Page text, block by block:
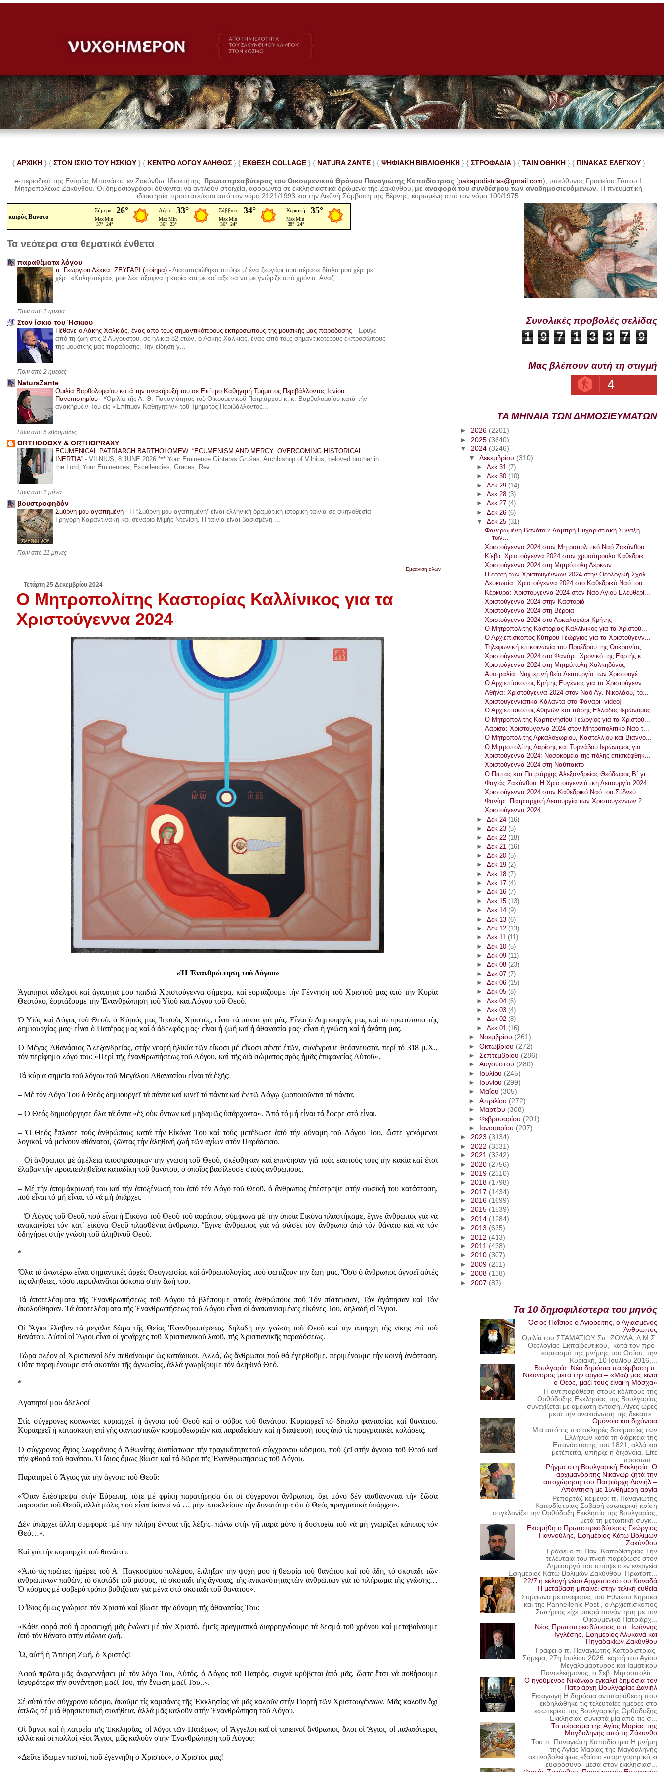
{ ΑΡΧΙΚΗ } { ΣΤΟΝ ΙΣΚΙΟ ΤΟΥ ΗΣΚΙΟΥ } { ΚΕΝΤΡΟ ΛΟΓΟΥ ΑΛΗΘΩΣ } { ΕΚΘΕΣΗ COLLAGE }{ NATURA ZANTE} { ΨΗΦΙΑΚΗ ΒΙΒΛΙΟΘΗΚΗ } { ΣΤΡΟΦΑΔΙΑ } { ΤΑΙΝΙΟΘΗΚΗ } { ΠΙΝΑΚΑΣ ΕΛΕΓΧΟΥ}
e-περιοδικό της Ενορίας Μπανάτου εν Ζακύνθω. Ιδιοκτήτης: Πρωτοπρεσβύτερος του Οικουμενικού Θρόνου Παναγιώτης Καποδίστριας (pakapodistrias@gmail.com), υπεύθυνος Γραφείου Τύπου Ι.
Μητροπόλεως Ζακύνθου.Οι δημοσιογράφοι δύνανται να αντλούν στοιχεία, αφορώντα σε εκκλησιαστικά δρώμενα της Ζακύνθου, με αναφορά του συνδέσμου των αναδημοσιευόμενων . Ηπνευματική
ιδιοκτησία προστατεύεται από τον νόμο 2121/1993 και την Διεθνή Σύμβαση της Βέρνης, κυρωμένη από τον νόμο 100/1975.
καιρός Βανάτο
Τα νεότερα στα θεματικά ένθετα
παραθέματα λόγου
π. Γεωργίου Λέκκα: ΖΕΥΓΑΡΙ (ποίημα) - Διασταυρώθηκα απόψε μ’ ένα ζευγάρι που πέρασε δίπλα μου χέρι με
χέρι. «Καλησπέρα», μου λέει άξαφνα η κυρία και με κοίταξε σα να με γνώριζε από χρόνια. Αναζ...
Πριν από 1 ημέρα
Στον ίσκιο του Ήσκιου
Πέθανε ο Λάκης Χαλκιάς, ένας από τους σημαντικότερους εκπροσώπους της μουσικής μας παράδοσης - Έφυγε
από τη ζωή στις 2 Αυγούστου, σε ηλικία 82 ετών, ο Λάκης Χαλκιάς, ένας από τους σημαντικότερους εκπροσώπους
της μουσικής μας παράδοσης. Την είδηση γ...
Πριν από 2 ημέρες
NaturaZante
Ομιλία Βαρθολομαίου κατά την ανακήρυξή του σε Επίτιμο Καθηγητή Τμήματος Περιβάλλοντος Ιονίου
Πανεπιστημίου - *Ὁμιλία τῆς Α. Θ. Παναγιότητος τοῦ Οἰκουμενικοῦ Πατριάρχου κ. κ. Βαρθολομαίου κατά τήν
ἀνακήρυξίν Του εἰς «Ἐπίτιμον Καθηγητήν» τοῦ Τμήματος Περιβάλλοντος...
Πριν από 5 εβδομάδες
ORTHODOXY & ORTHOPRAXY
ECUMENICAL PATRIARCH BARTHOLOMEW: “ECUMENISM AND MERCY: OVERCOMING HISTORICAL
INERTIA” - VILNIUS, 8 JUNE 2026 *** Your Eminence Gintaras Grušas, Archbishop of Vilnius, beloved brother in
the Lord, Your Eminences, Excellencies, Graces, Rev...
Πριν από 1 μήνα
βουστροφηδόν
Σμύρνη μου αγαπημένη - Η *Σμύρνη μου αγαπημένη* είναι ελληνική δραματική ιστορική ταινία σε σκηνοθεσία
Γρηγόρη Καραντινάκη και σενάριο Μιμής Ντενίση. Η ταινία είναι βασισμένη ...
Πριν από 11 μήνες
Εμφάνιση όλων
Τετάρτη 25 Δεκεμβρίου 2024
Ο Μητροπολίτης Καστορίας Καλλίνικος για τα
Χριστούγεννα 2024
«Ἡ Ἐνανθρώπηση τοῦ Λόγου»
Ἀγαπητοί ἀδελφοί καί ἀγαπητά μου παιδιά Χριστούγεννα σήμερα, καί ἑορτάζουμε τήν Γέννηση τοῦ Χριστοῦ μας ἀπό τήν Κυρία
Θεοτόκο, ἑορτάζουμε τήν Ἐνανθρώπηση τοῦ Υἱοῦ καί Λόγου τοῦ Θεοῦ.
Ὁ Υἱός καί Λόγος τοῦ Θεοῦ, ὁ Κύριός μας Ἰησοῦς Χριστός, εἶναι τά πάντα γιά μᾶς: Εἶναι ὁ Δημιουργός μας καί τό πρωτότυπο τῆς
δημιουργίας μας· εἶναι ὁ Πατέρας μας καί ὁ ἀδελφός μας· εἶναι ἡ ζωή καί ἡ ἀθανασία μας· εἶναι ἡ γνώση καί ἡ ἀγάπη μας.
Ὁ Μέγας Ἀθανάσιος Ἀλεξανδρείας, στήν νεαρή ἡλικία τῶν εἴκοσι μέ εἴκοσι πέντε ἐτῶν, συνέγραψε θεόπνευστα, περί τό 318 μ.Χ.,
τόν περίφημο λόγο του: «Περὶ τῆς ἐνανθρωπήσεως τοῦ Λόγου, καὶ τῆς διὰ σώματος πρὸς ἡμᾶς ἐπιφανείας Αὐτοῦ».
Τά κύρια σημεῖα τοῦ λόγου τοῦ Μεγάλου Ἀθανασίου εἶναι τά ἑξῆς:
– Μέ τόν Λόγο Του ὁ Θεός δημιουργεῖ τά πάντα καί κινεῖ τά πάντα καί ἐν τῷ Λόγῳ ζωοποιοῦνται τά πάντα.
– Ὁ Θεός δημιούργησε ὅλα τά ὄντα «ἐξ οὐκ ὄντων καί μηδαμῶς ὑπάρχοντα». Ἀπό τό μή εἶναι τά ἔφερε στό εἶναι.
– Ὁ Θεός ἔπλασε τούς ἀνθρώπους κατά τήν Εἰκόνα Του καί τούς μετέδωσε ἀπό τήν δύναμη τοῦ Λόγου Του, ὥστε γενόμενοι
λογικοί, νά μείνουν ἀθάνατοι, ζῶντας τήν ἀληθινή ζωή τῶν ἁγίων στόν Παράδεισο.
– Οἱ ἄνθρωποι μέ ἀμέλεια ἀποστράφηκαν τήν γνώση τοῦ Θεοῦ, σκέφθηκαν καί ἐπινόησαν γιά τούς ἑαυτούς τους τήν κακία καί ἔτσι
ἔλαβαν τήν προαπειληθεῖσα καταδίκη τοῦ θανάτου, ὁ ὁποῖος βασίλευσε στούς ἀνθρώπους.
– Μέ τήν ἀπομάκρυνσή του καί τήν ἀποξένωσή του ἀπό τόν Λόγο τοῦ Θεοῦ, ὁ ἄνθρωπος ἐπέστρεψε στήν φυσική του κατάσταση,
πού εἶναι τό μή εἶναι, τό νά μή ὑπάρχει.
– Ὁ Λόγος τοῦ Θεοῦ, πού εἶναι ἡ Εἰκόνα τοῦ Θεοῦ τοῦ ἀοράτου, σύμφωνα μέ τήν ὁποία Εἰκόνα πλαστήκαμε, ἔγινε ἄνθρωπος γιά νά
ἀνακαινίσει τόν κατ᾽ εἰκόνα Θεοῦ πλασθέντα ἄνθρωπο. Ἔγινε ἄνθρωπος γιά νά σώσει τόν ἄνθρωπο ἀπό τόν θάνατο καί νά τόν
ὁδηγήσει στήν γνώση τοῦ ἀληθινοῦ Θεοῦ.
*
Ὅλα τά ἀνωτέρω εἶναι σημαντικές ἀρχές Θεογνωσίας καί ἀνθρωπολογίας, πού φωτίζουν τήν ζωή μας. Ὅσο ὁ ἄνθρωπος ἀγνοεῖ αὐτές
τίς ἀλήθειες, τόσο περιπλανᾶται ἄσκοπα στήν ζωή του.
Τά ἀποτελέσματα τῆς Ἐνανθρωπήσεως τοῦ Λόγου τά βλέπουμε στούς ἀνθρώπους πού Τόν πίστευσαν, Τόν ἀγάπησαν καί Τόν
ἀκολούθησαν. Τά ἀποτελέσματα τῆς Ἐνανθρωπήσεως τοῦ Λόγου εἶναι οἱ ἀνακαινισμένες εἰκόνες Του, δηλαδή οἱ Ἅγιοι.
Οἱ Ἅγιοι ἔλαβαν τά μεγάλα δῶρα τῆς Θείας Ἐνανθρωπήσεως, δηλαδή τήν γνώση τοῦ Θεοῦ καί τήν ἀπαρχή τῆς νίκης ἐπί τοῦ
θανάτου. Αὐτοί οἱ Ἅγιοι εἶναι οἱ γενάρχες τοῦ Χριστιανικοῦ λαοῦ, τῆς Χριστιανικῆς παραδόσεως.
Τώρα πλέον οἱ Χριστιανοί δέν πεθαίνουμε ὡς κατάδικοι. Ἀλλά, ὡς ἄνθρωποι πού θά ἐγερθοῦμε, περιμένουμε τήν κοινή ἀνάσταση.
Οὔτε παραμένουμε στό σκοτάδι τῆς ἀγνωσίας, ἀλλά γνωρίζουμε τόν ἀληθινό Θεό.
*
Ἀγαπητοί μου ἀδελφοί
Στίς σύγχρονες κοινωνίες κυριαρχεῖ ἡ ἄγνοια τοῦ Θεοῦ καί ὁ φόβος τοῦ θανάτου. Κυριαρχεῖ τό δίπολο φαντασίας καί θανάτου.
Κυριαρχεῖ ἡ κατασκευή ἐπί γῆς φανταστικῶν κοσμοθεωριῶν καί παραδείσων καί ἡ διάψευσή τους ἀπό τίς πραγματικές κολάσεις.
Ὁ σύγχρονος ἅγιος Σωφρόνιος ὁ Ἀθωνίτης διαπίστωσε τήν τραγικότητα τοῦ σύγχρονου κόσμου, πού ζεῖ στήν ἄγνοια τοῦ Θεοῦ καί
τήν φθορά τοῦ θανάτου. Ὁ ἴδιος ὅμως βίωσε καί τά δῶρα τῆς Ἐνανθρωπήσεως τοῦ Λόγου.
Παρατηρεῖ ὁ Ἅγιος γιά τήν ἄγνοια τοῦ Θεοῦ:
«Ὅταν ἐπέστρεψα στήν Εὐρώπη, τότε μέ φρίκη παρατήρησα ὅτι οἱ σύγχρονοι ἄνθρωποι, ὄχι μόνο δέν αἰσθάνονται τήν ζῶσα
παρουσία τοῦ Θεοῦ, ἀλλά μόλις πού εἶναι ἱκανοί νά … μήν ἀποκλείουν τήν δυνατότητα ὅτι ὁ Θεός πραγματικά ὑπάρχει».
Δέν ὑπάρχει ἄλλη συμφορά -μέ τήν πλήρη ἔννοια τῆς λέξης- πάνω στήν γῆ παρά μόνο ἡ δυστυχία τοῦ νά μή γνωρίζει κάποιος τόν
Θεό…».
Καί γιά τήν κυριαρχία τοῦ θανάτου:
«Ἀπό τίς πρῶτες ἡμέρες τοῦ Α´ Παγκοσμίου πολέμου, ἔπληξαν τήν ψυχή μου ἡ θεωρία τοῦ θανάτου καί τοῦ ἅδη, τό σκοτάδι τῶν
ἀνθρώπινων παθῶν, τό σκοτάδι τοῦ μίσους, τό σκοτάδι τῆς ἄγνοιας, τῆς ἀνικανότητας τῶν ἀνθρώπων γιά τό πλήρωμα τῆς γνώσης…
Ὁ κόσμος μέ φοβερό τρόπο βυθιζόταν γιά μένα στό σκοτάδι τοῦ θανάτου».
Ὁ ἴδιος ὅμως γνώρισε τόν Χριστό καί βίωσε τήν δύναμη τῆς ἀθανασίας Του:
«Κάθε φορά πού ἡ προσευχή μᾶς ἑνώνει μέ τόν Χριστό, ἐμεῖς πραγματικά διαρρηγνύουμε τά δεσμά τοῦ χρόνου καί μεταβαίνουμε
ἀπό τόν θάνατο στήν αἰώνια ζωή.
Ὦ, αὐτή ἡ Ἄπειρη Ζωή, ὁ Χριστός!
Ἀφοῦ πρῶτα μᾶς ἀναγεννήσει μέ τόν λόγο Του, Αὐτός, ὁ Λόγος τοῦ Πατρός, συχνά κρύβεται ἀπό μᾶς, ὥστε ἔτσι νά ποθήσουμε
ἰσχυρότερα τήν συνάντηση μαζί Του, τήν ἔνωση μαζί Του..».
Σέ αὐτό τόν σύγχρονο κόσμο, ἀκοῦμε τίς καμπάνες τῆς Ἐκκλησίας νά μᾶς καλοῦν στήν Γιορτή τῶν Χριστουγέννων. Μᾶς καλοῦν ὄχι
ἁπλῶς σέ μιά θρησκευτική συνήθεια, ἀλλά μᾶς καλοῦν στήν Ἐνανθρώπηση τοῦ Λόγου.
Οἱ ὕμνοι καί ἡ λατρεία τῆς Ἐκκλησίας, οἱ λόγοι τῶν Πατέρων, οἱ Ἄγγελοι καί οἱ ταπεινοί ἄνθρωποι, ὅλοι οἱ Ἅγιοι, οἱ παλαιότεροι,
ἀλλά καί οἱ πολλοί νέοι Ἅγιοι, μᾶς καλοῦν στήν Ἐνανθρώπηση τοῦ Λόγου:
«Δεῦτε ἴδωμεν πιστοί, ποῦ ἐγεννήθη ὁ Χριστός», ὁ Χριστός μας!
Συνολικές προβολές σελίδας
1 9 7 1 3 3 7 9
Μας βλέπουν αυτή τη στιγμή
4
ΤΑ ΜΗΝΑΙΑ ΤΩΝ ΔΗΜΟΣΙΕΥΜΑΤΩΝ
►2026 (2201)
► 2025 (3640)
▼2024 (3246)
▼ Δεκεμβρίου (310)
► Δεκ 31 (7)
► Δεκ 30 (10)
► Δεκ 29 (14)
► Δεκ 28 (3)
► Δεκ 27 (4)
► Δεκ 26 (6)
▼ Δεκ 25 (31)
Φανερωμένη Βανάτου: Λαμπρή Ευχαριστιακή Σύναξη
των...
Χριστούγεννα 2024 στον Μητροπολιτικό Ναό Ζακύνθου
Κίεβο: Χριστούγεννα 2024 στον χρυσότρουλο Καθεδρικ...
Χριστούγεννα 2024 στη Μητρόπολη Δέρκων
Η εορτή των Χριστουγέννων 2024 στην Θεολογική Σχολ...
Λευκωσία: Χριστούγεννα 2024 στο Καθεδρικό Ναό του ...
Κέρκυρα: Χριστούγεννα 2024 στον Ναό Αγίου Ελευθερί...
Χριστούγεννα 2024 στην Καστοριά
Χριστούγεννα 2024 στη Βέροια
Χριστούγεννα 2024 στο Αρκαλοχώρι Κρήτης
Ο Μητροπολίτης Καστορίας Καλλίνικος για τα Χριστού...
Ο Αρχιεπίσκοπος Κύπρου Γεώργιος για τα Χριστούγενν...
Τηλεφωνική επικοινωνία του Προέδρου της Ουκρανίας ...
Χριστούγεννα 2024 στο Φανάρι. Χρονικό της Εορτής κ...
Χριστούγεννα 2024 στη Μητρόπολη Χαλκηδόνος
Αυστραλία: Νυχτερινή θεία Λειτουργία των Χριστουγέ...
Ο Αρχιεπίσκοπος Κρήτης Ευγένιος για τα Χριστούγενν...
Αθήνα: Χριστούγεννα 2024 στον Ναό Αγ. Νικολάου, το...
Χριστουγεννιάτικα Κάλαντα στο Φανάρι [video]
Ο Αρχιεπίσκοπος Αθηνών και πάσης Ελλάδος Ιερώνυμος...
Ο Μητροπολίτης Καρπενησίου Γεώργιος για τα Χριστού...
Λάρισα: Χριστούγεννα 2024 στον Μητροπολιτικό Ναό τ...
Ο Μητροπολίτης Αρκαλοχωρίου, Καστελλίου και Βιάννο...
Ο Μητροπολίτης Λαρίσης και Τυρνάβου Ιερώνυμος για ...
Χριστούγεννα 2024: Νοσοκομεία της πόλης επισκέφθηκ...
Χριστούγεννα 2024 στη Ναύπακτο
Ο Πάπας και Πατριάρχης Αλεξανδρείας Θεόδωρος Β΄ γι...
Φαγιάς Ζακύνθου: Η Χριστουγεννιάτικη Λειτουργία 2024
Χριστούγεννα 2024 στον Καθεδρικό Ναό του Σύδνεϋ
Φανάρι: Πατριαρχική Λειτουργία των Χριστουγέννων 2...
Χριστούγεννα 2024
► Δεκ 24 (16)
► Δεκ 23 (5)
► Δεκ 22 (18)
► Δεκ 21 (16)
► Δεκ 20 (5)
► Δεκ 19 (2)
► Δεκ 18 (7)
► Δεκ 17 (4)
► Δεκ 16 (7)
► Δεκ 15 (13)
► Δεκ 14 (9)
► Δεκ 13 (6)
► Δεκ 12 (13)
► Δεκ 11 (11)
► Δεκ 10 (5)
► Δεκ 09 (11)
► Δεκ 08 (23)
► Δεκ 07 (7)
► Δεκ 06 (15)
► Δεκ 05 (8)
► Δεκ 04 (6)
► Δεκ 03 (4)
► Δεκ 02 (8)
► Δεκ 01 (16)
►
Νοεμβρίου (261)
► Οκτωβρίου (272)
► Σεπτεμβρίου (286)
► Αυγούστου (280)
► Ιουλίου (245)
►
Ιουνίου (299)
►
Μαΐου (305)
► Απριλίου (272)
►
Μαρτίου (308)
► Φεβρουαρίου (201)
►
Ιανουαρίου (207)
►2023 (3134)
► 2022 (3331)
►2021 (3342)
► 2020 (2756)
► 2019 (2310)
►2018 (1798)
► 2017 (1434)
►2016 (1699)
►2015 (1539)
► 2014 (1284)
►2013 (635)
► 2012 (413)
►2011 (438)
►2010 (307)
► 2009 (231)
►2008 (138)
► 2007 (87)
Τα 10 δημοφιλέστερα του μηνός
Όσιος Παΐσιος ο Αγιορείτης, ο Αγιασμένος
Άνθρωπος
Ομιλία του ΣΤΑΜΑΤΙΟΥ Σπ. ΖΟΥΛΑ, Δ.Μ.Σ.
Θεολογίας-Εκπαιδευτικού, κατά τον προ-
εορτασμό της μνήμης του Οσίου, την
Κυριακή, 10 Ιουλίου 2016,...
Βουλγαρία: Νέα δημόσια παρέμβαση π.
Νικάνορος μετά την αργία – «Μαζί μας είναι
ο Θεός, μαζί τους είναι η Μόσχα»
Η αντιπαράθεση στους κόλπους της
Ορθόδοξης Εκκλησίας της Βουλγαρίας
συνεχίζεται με αμείωτη ένταση. Λίγες ώρες
μετά την ανακοίνωση της δεκαπε...
Ομόνοια και διχόνοια
Μία από τις πιο σκληρές δοκιμασίες των
Ελλήνων κατά τη διάρκεια της
Επανάστασης του 1821, αλλά και
μετέπειτα, υπήρξε η διχόνοια. Είτε
προσωπ...
Ρήγμα στη Βουλγαρική Εκκλησία: Ο
αρχιμανδρίτης Νικάνωρ ζητά την
αποχώρηση του Πατριάρχη Δανιήλ –
Απάντηση με 15νθήμερη αργία
Ρεπορτάζ-κείμενο: π. Παναγιώτης
Καποδίστριας Σοβαρή εσωτερική κρίση
συγκλονίζει την Ορθόδοξη Εκκλησία της Βουλγαρίας,
μετά τη μετωπική σύγκ...
Εκοιμήθη ο Πρωτοπρεσβύτερος Γεώργιος
Γιαννούλης, Εφημέριος Κάτω Βολιμών
Ζακύνθου
Γράφει ο π. Παν. Καποδίστριας Την
τελευταία του πνοή παρέδωσε στον
Δημιουργό του απόψε ο εν ενεργεία
Εφημέριος Κάτω Βολιμών Ζακύνθου, Πρωτοπ...
22/7 η εκλογή νέου Αρχιεπισκόπου Καναδά
- Η μετάβαση μπαίνει στην τελική ευθεία
Σύμφωνα με αναφορές του Εθνικού Κήρυκα
και της Panhellenic Post , ο Αρχιεπίσκοπος
Σωτήριος είχε μακρά συνάντηση με τον
Οικουμενικό Πατριάρχ...
Νέος Πρωτοπρεσβύτερος ο π. Ιωάννης
Ιγγλέσης, Εφημέριος Αλυκανά και
Πηγαδακίων Ζακύνθου
Γράφει ο π. Παναγιώτης Καποδίστριας
Σήμερα, 27η Ιουλίου 2026, εορτή του Αγίου
Μεγαλομάρτυρος και Ιαματικού
Παντελεήμονος, ο Σεβ. Μητροπολίτ...
Ο ηγούμενος Νικάνωρ εγκαλεί δημόσια τον
Πατριάρχη Βουλγαρίας Δανιήλ
Εισαγωγή Η δημόσια αντιπαράθεση που
εκδηλώθηκε τις τελευταίες ημέρες στο
εσωτερικό της Βουλγαρικής Ορθόδοξης
Εκκλησίας συνιστά μία από τις σ...
Το πέρασμα της Αγίας Μαρίας της
Μαγδαληνής από τη Ζάκυνθο
Του π. Παναγιώτη Καποδίστρια Η μνήμη
της Αγίας Μαρίας της Μαγδαληνής
ακτινοβολεί φως εξαίσιο -παρηγορητικό κι
ευφρόσυνο- μέσα στον εκκλησιασ...